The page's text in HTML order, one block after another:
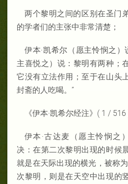
两个黎明之间的区别在圣门
的学者们的主张中非常清楚；
伊本·凯希尔（愿主怜悯之）
主喜悦之）说：黎明有两种；
它没有立法作用；至于在山头
封斋的人吃喝。”
《伊本·凯希尔经注》( 1 / 516
伊本·古达麦（愿主怜悯之
决：在第二次黎明出现的时候
就是在天际出现的横光，被称
次黎明，则是在天空中出现的